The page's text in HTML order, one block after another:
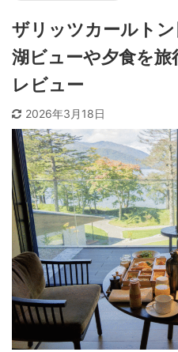
ザリッツカールト
湖ビューや夕食を
レビュー
2026年3月18日